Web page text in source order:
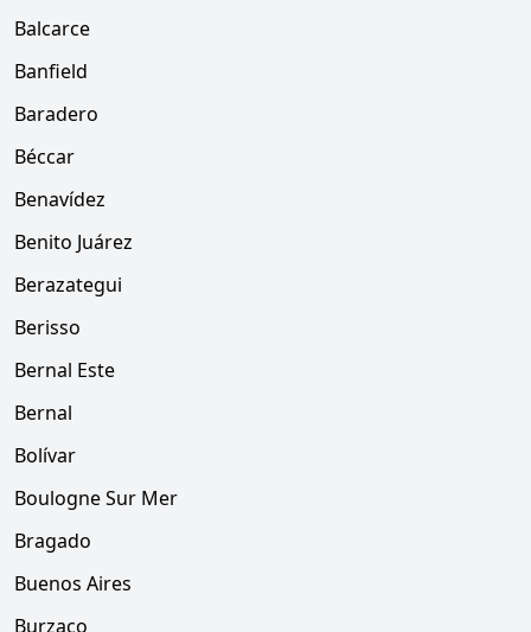
Balcarce
Banfield
Baradero
Béccar
Benavídez
Benito Juárez
Berazategui
Berisso
Bernal Este
Bernal
Bolívar
Boulogne Sur Mer
Bragado
Buenos Aires
Burzaco